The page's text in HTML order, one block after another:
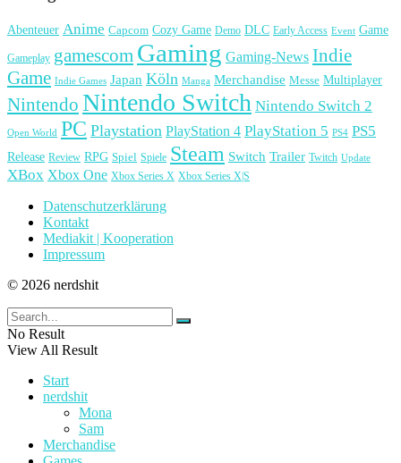
Abenteuer Anime Capcom Cozy Game Demo DLC Early Access Event Game
Gameplay gamescom Gaming Gaming-News Indie
Game Indie Games Japan Köln Manga Merchandise Messe Multiplayer
Nintendo Nintendo Switch Nintendo Switch 2
Open World PC Playstation PlayStation 4 PlayStation 5 PS4 PS5
Release Review RPG Spiel Spiele Steam Switch Trailer Twitch Update
XBox Xbox One Xbox Series X Xbox Series X|S
Datenschutzerklärung
Kontakt
Mediakit | Kooperation
Impressum
© 2026 nerdshit
No Result
View All Result
Start
nerdshit
Mona
Sam
Merchandise